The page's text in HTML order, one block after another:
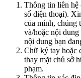
Thông tin liên hệ
số điện thoại).
của mình, chúng
và/hoặc nội
nội dung bạn
Chữ ký tay hoặc
thay mặt chủ sở
phạm.